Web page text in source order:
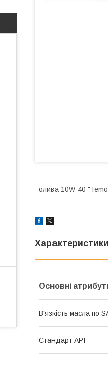
олива 10W-40
Характеристики
Основні
В'язкість масла по
Стандарт API